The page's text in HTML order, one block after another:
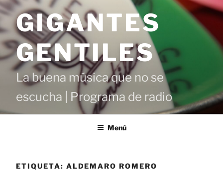
Saltar
contenido
GIGANTES
GENTILES
La buena música que no se
escucha | Programa de radio
Menú
ETIQUETA: ALDEMARO ROMERO